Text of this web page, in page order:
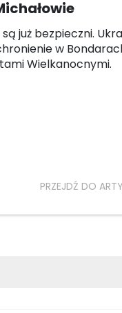
już bezpieczni.
w
Wielkanocnymi.
PRZEJDŹ DO